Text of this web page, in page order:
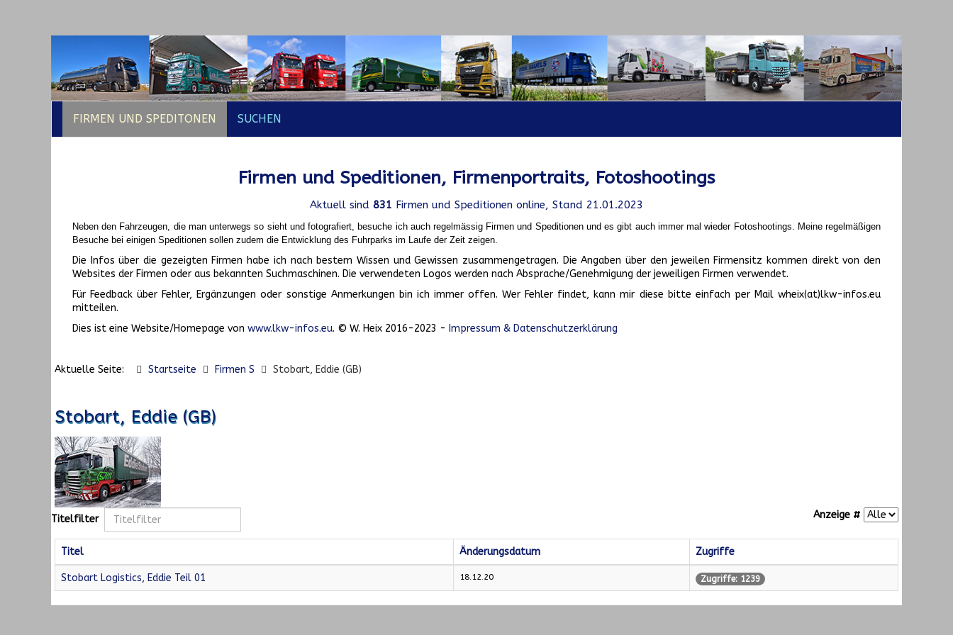
FIRMEN UND SPEDITONEN SUCHEN
Firmen und Speditionen, Firmenportraits, Fotoshootings
Aktuell sind 831 Firmen und Speditionen online, Stand 21.01.2023
Neben den Fahrzeugen, die man unterwegs so sieht und fotografiert, besuche ich auch regelmässig Firmen und Speditionen und es gibt auch immer mal wieder Fotoshootings. Meine regelmäßigen
Besuche bei einigen Speditionen sollen zudem die Entwicklung des Fuhrparks im Laufe der Zeit zeigen.
Die Infos über die gezeigten Firmen habe ich nach bestem Wissen und Gewissen zusammengetragen. Die Angaben über den jeweilen Firmensitz kommen direkt von den
Websites der Firmen oder aus bekannten Suchmaschinen. Die verwendeten Logos werden nach Absprache/Genehmigung der jeweiligen Firmen verwendet.
Für Feedback über Fehler, Ergänzungen oder sonstige Anmerkungen bin ich immer offen. Wer Fehler findet, kann mir diese bitte einfach per Mail wheix(at)lkw-infos.eu
mitteilen.
Dies ist eine Website/Homepage von www.lkw-infos.eu. © W. Heix 2016-2023 - Impressum & Datenschutzerklärung
Aktuelle Seite: Startseite Firmen S Stobart, Eddie (GB)
Stobart, Eddie (GB)
Titelfilter Anzeige #
Titel Änderungsdatum Zugriffe
Stobart Logistics, Eddie Teil 01 18.12.20 Zugriffe: 1239